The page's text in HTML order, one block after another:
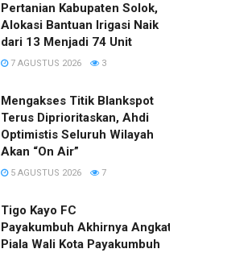
Pertanian Kabupaten Solok,
Alokasi Bantuan Irigasi Naik
dari 13 Menjadi 74 Unit
7 AGUSTUS 2026 3
Mengakses Titik Blankspot
Terus Diprioritaskan, Ahdi
Optimistis Seluruh Wilayah
Akan “On Air”
5 AGUSTUS 2026 7
Tigo Kayo FC
Payakumbuh Akhirnya Angkat Trofi
Piala Wali Kota Payakumbuh